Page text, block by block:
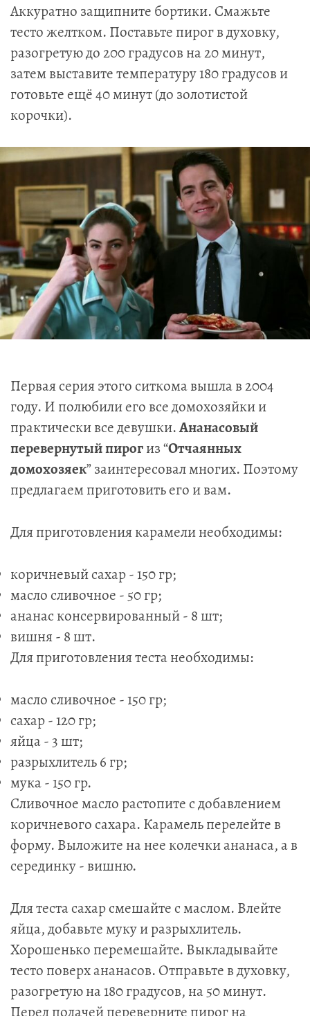
Аккуратно защипните бортики. Смажьте
тесто желтком. Поставьте пирог в духовку,
разогретую до 200 градусов на 20 минут,
затем выставите температуру 180 градусов и
готовьте ещё 40 минут (до золотистой
корочки).
Первая серия этого ситкома вышла в 2004
году. И полюбили его все домохозяйки и
практически все девушки.Ананасовый
перевернутый пирогиз “Отчаянных
домохозяек” заинтересовал многих. Поэтому
предлагаем приготовить его и вам.
Для приготовления карамели необходимы:
коричневый сахар - 150 гр;
масло сливочное - 50 гр;
ананас консервированный - 8 шт;
вишня - 8 шт.
Для приготовления теста необходимы:
масло сливочное - 150 гр;
сахар - 120 гр;
яйца - 3 шт;
разрыхлитель 6 гр;
мука - 150 гр.
Сливочное масло растопите с добавлением
коричневого сахара. Карамель перелейте в
форму. Выложите на нее колечки ананаса, а в
серединку - вишню.
Для теста сахар смешайте с маслом. Влейте
яйца, добавьте муку и разрыхлитель.
Хорошенько перемешайте. Выкладывайте
тесто поверх ананасов. Отправьте в духовку,
разогретую на 180 градусов, на 50 минут.
Перед подачей переверните пирог на